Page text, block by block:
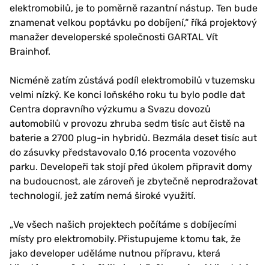
elektromobilů, je to poměrně razantní nástup. Ten bude
znamenat velkou poptávku po dobíjení,“ říká projektový
manažer developerské společnosti GARTAL Vít
Brainhof.
Nicméně zatím zůstává podíl elektromobilů v tuzemsku
velmi nízký. Ke konci loňského roku tu bylo podle dat
Centra dopravního výzkumu a Svazu dovozů
automobilů v provozu zhruba sedm tisíc aut čistě na
baterie a 2700 plug-in hybridů. Bezmála deset tisíc aut
do zásuvky představovalo 0,16 procenta vozového
parku. Developeři tak stojí před úkolem připravit domy
na budoucnost, ale zároveň je zbytečně neprodražovat
technologií, jež zatím nemá široké využití.
„Ve všech našich projektech počítáme s dobíjecími
místy pro elektromobily. Přistupujeme k tomu tak, že
jako developer uděláme nutnou přípravu, která